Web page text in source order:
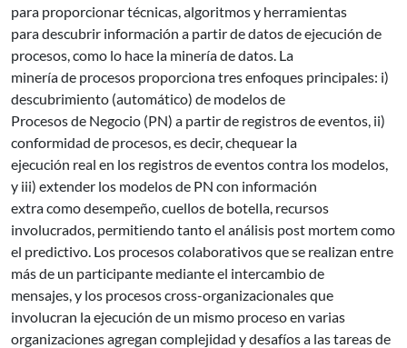
para proporcionar técnicas, algoritmos y herramientas
para descubrir información a partir de datos de ejecución de
procesos, como lo hace la minería de datos. La
minería de procesos proporciona tres enfoques principales: i)
descubrimiento (automático) de modelos de
Procesos de Negocio (PN) a partir de registros de eventos, ii)
conformidad de procesos, es decir, chequear la
ejecución real en los registros de eventos contra los modelos,
y iii) extender los modelos de PN con información
extra como desempeño, cuellos de botella, recursos
involucrados, permitiendo tanto el análisis post mortem como
el predictivo. Los procesos colaborativos que se realizan entre
más de un participante mediante el intercambio de
mensajes, y los procesos cross-organizacionales que
involucran la ejecución de un mismo proceso en varias
organizaciones agregan complejidad y desafíos a las tareas de